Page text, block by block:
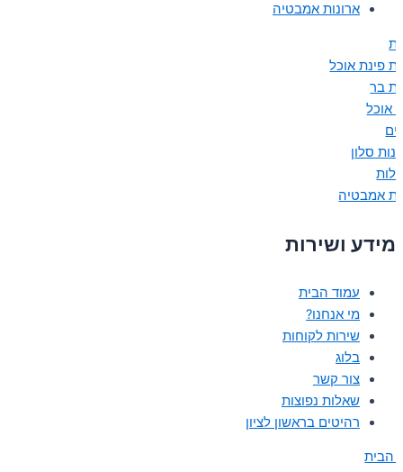
ארונות אמבטיה
פינת אוכל
בר
אוכל
סלון
אמבטיה
מידע ושירות
עמוד הבית
מי אנחנו?
שירות לקוחות
בלוג
צור קשר
שאלות נפוצות
רהיטים בראשון לציון
הבית